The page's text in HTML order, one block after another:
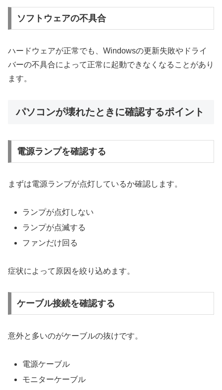
ソフトウェアの不具合
ハードウェアが正常でも、Windowsの更新失敗やドライ
バーの不具合によって正常に起動できなくなることがあり
ます。
パソコンが壊れたときに確認するポイント
電源ランプを確認する
まずは電源ランプが点灯しているか確認します。
ランプが点灯しない
ランプが点滅する
ファンだけ回る
症状によって原因を絞り込めます。
ケーブル接続を確認する
意外と多いのがケーブルの抜けです。
電源ケーブル
モニターケーブル